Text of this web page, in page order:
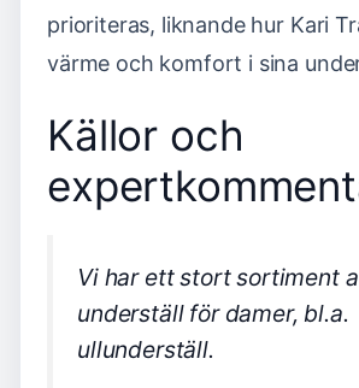
prioriteras, liknande hur Kari
värme och komfort i sina
Källor och
Vi har ett stort sortiment
underställ för damer, bl.a.
ullunderställ.